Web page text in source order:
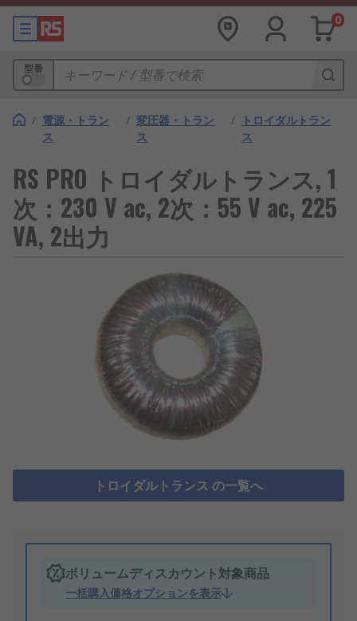
0
型番
/ 電源・トラン
ス
/ 変圧器・トラン
ス
/
トロイダルトラン
ス
RS PRO トロイダルトランス, 1
次：230 V ac, 2次：55 V ac, 225
VA, 2出力
トロイダルトランス の一覧へ
ボリュームディスカウント対象商品
一括購入価格オプションを表示